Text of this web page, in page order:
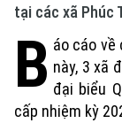
tại các xã Phúc
B áo cáo về
này, 3 xã
đại biểu
cấp nhiệm kỳ